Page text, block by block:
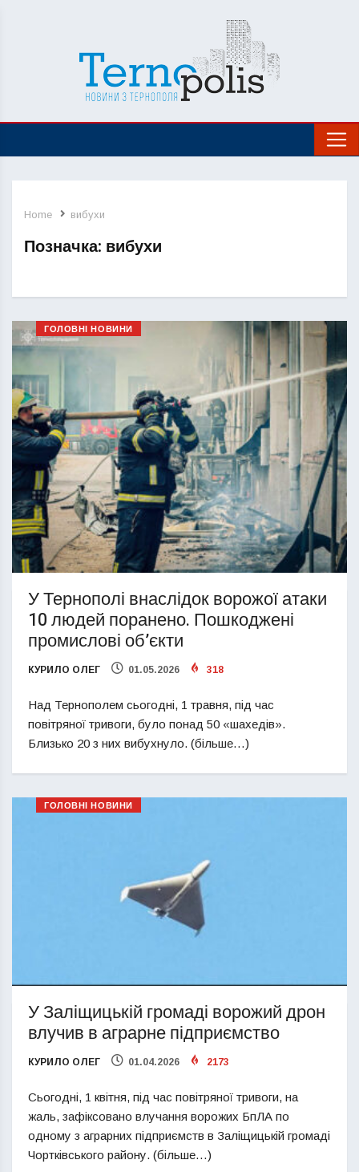
Home вибухи
Позначка: вибухи
ГОЛОВНІ НОВИНИ
У Тернополі внаслідок ворожої атаки
10 людей поранено. Пошкоджені
промислові об’єкти
КУРИЛО ОЛЕГ 01.05.2026 318
Над Тернополем сьогодні, 1 травня, під час
повітряної тривоги, було понад 50 «шахедів».
Близько 20 з них вибухнуло. (більше…)
ГОЛОВНІ НОВИНИ
У Заліщицькій громаді ворожий дрон
влучив в аграрне підприємство
КУРИЛО ОЛЕГ 01.04.2026 2173
Сьогодні, 1 квітня, під час повітряної тривоги, на
жаль, зафіксовано влучання ворожих БпЛА по
одному з аграрних підприємств в Заліщицькій громаді
Чортківського району. (більше…)